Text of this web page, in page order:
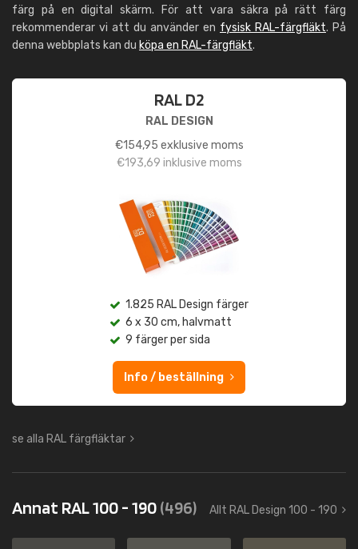
färg på en digital skärm. För att vara säkra på rätt färg
rekommenderar vi att du använder en fysisk RAL-färgfläkt. På
denna webbplats kan du köpa en RAL-färgfläkt.
RAL D2
RAL DESIGN
€154,95 exklusive moms
€193,69 inklusive moms
1.825 RAL Design färger
6 x 30 cm, halvmatt
9 färger per sida
Info / beställning
se alla RAL färgfläktar
Annat RAL 100 - 190(496) Allt RAL Design 100 - 190